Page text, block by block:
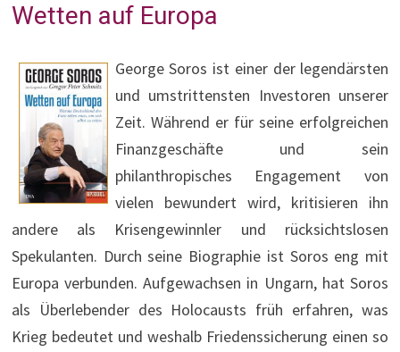
Wetten auf Europa
George Soros ist einer der legendärsten
und umstrittensten Investoren unserer
Zeit. Während er für seine erfolgreichen
Finanzgeschäfte und sein
philanthropisches Engagement von
vielen bewundert wird, kritisieren ihn
andere als Krisengewinnler und rücksichtslosen
Spekulanten. Durch seine Biographie ist Soros eng mit
Europa verbunden. Aufgewachsen in Ungarn, hat Soros
als Überlebender des Holocausts früh erfahren, was
Krieg bedeutet und weshalb Friedenssicherung einen so